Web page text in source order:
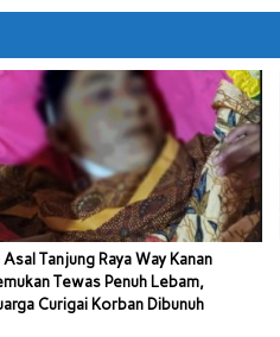
Asal Tanjung Raya Way Kanan
Tewas Penuh Lebam,
Curigai Korban Dibunuh